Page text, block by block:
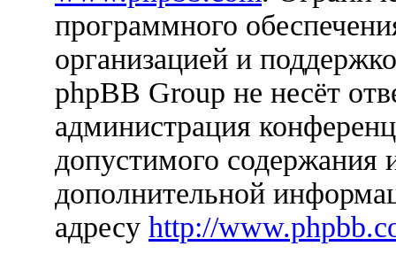
программного
организацией и
phpBB Group не несёт
администрация
допустимого содержания
дополнительной
адресу http://